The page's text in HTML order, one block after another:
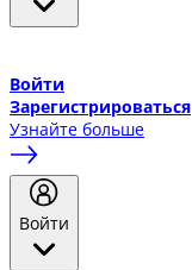
Войти
Зарегистрироваться
Узнайте больше
Войти